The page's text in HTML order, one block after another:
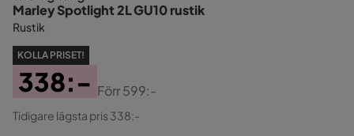
Marley Spotlight 2L GU10 rustik
Rustik
KOLLA PRISET!
Pris
338:-
Original
Förr599:-
Tidigare lägsta pris 338:-